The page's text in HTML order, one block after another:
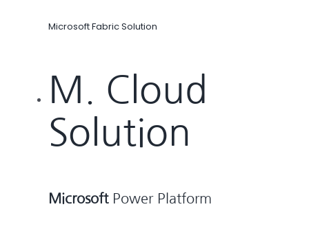
Microsoft Fabric Solution
M. Cloud
Solution
Microsoft Power Platform